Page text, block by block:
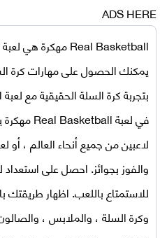
ADS HERE
Real Basketball مهكرة
هي
يمكنك الحصول على مهارات كرة
بتجربة كرة السلة الحقيقية مع لعبة Real Basketball مهكرة
فيلعبة Real Basketball مهكرة
لاعبين من جميع أنحاء العالم ،
والفوز بجوائز. احصل على
للاستمتاع باللعب. اظهار